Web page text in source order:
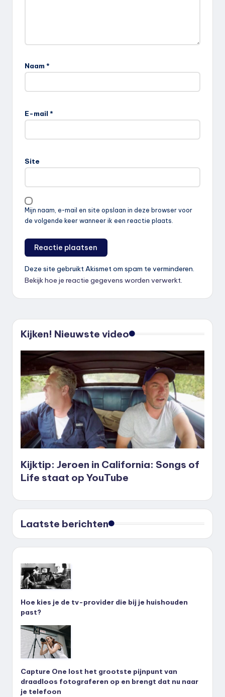
Naam *
E-mail *
Site
Mijn naam, e-mail en site opslaan in deze browser voor
de volgende keer wanneer ik een reactie plaats.
Deze site gebruikt Akismet om spam te verminderen.
Bekijk hoe je reactie gegevens worden verwerkt.
Kijken! Nieuwste video
Kijktip: Jeroen in California: Songs of
Life staat op YouTube
Laatste berichten
Hoe kies je de tv-provider die bij je huishouden
past?
Capture One lost het grootste pijnpunt van
draadloos fotograferen op en brengt dat nu naar
je telefoon